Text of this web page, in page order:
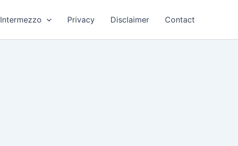
Intermezzo Privacy Disclaimer Contact